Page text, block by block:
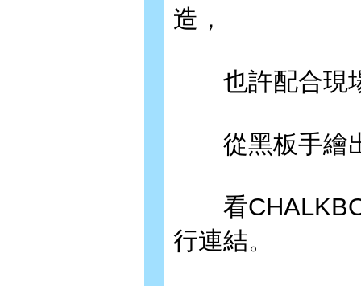
造，
也許配合現
從黑板手繪
看
行連結。